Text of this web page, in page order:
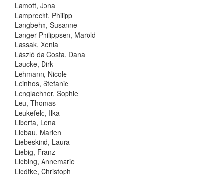
Lamott, Jona
Lamprecht, Philipp
Langbehn, Susanne
Langer-Philippsen, Marold
Lassak, Xenia
László da Costa, Dana
Laucke, Dirk
Lehmann, Nicole
Leinhos, Stefanie
Lenglachner, Sophie
Leu, Thomas
Leukefeld, Ilka
Liberta, Lena
Liebau, Marlen
Liebeskind, Laura
Liebig, Franz
Liebing, Annemarie
Liedtke, Christoph